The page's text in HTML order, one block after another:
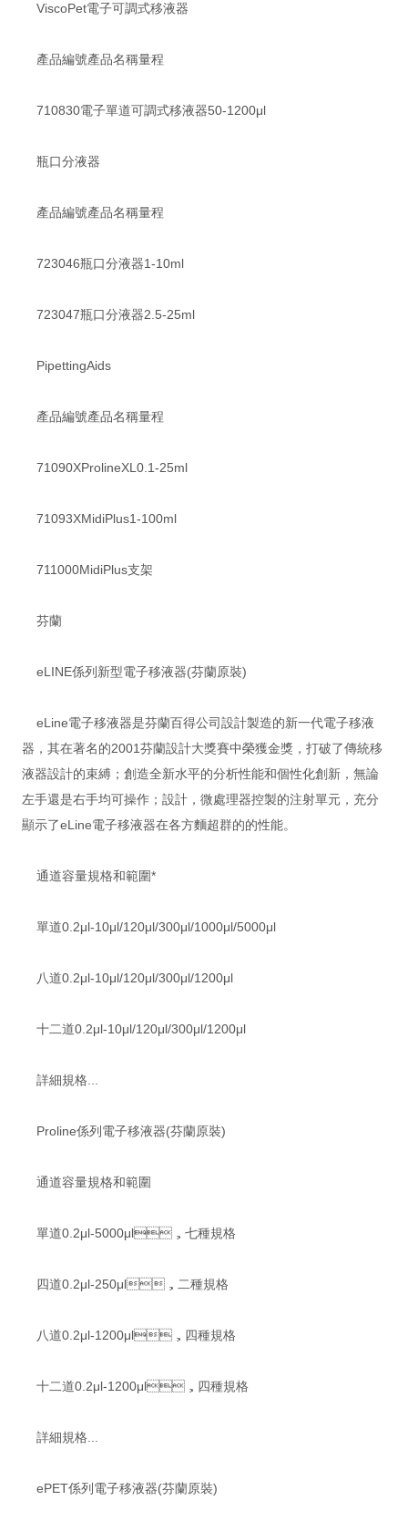
ViscoPet電子可調式移液器
產品編號產品名稱量程
710830電子單道可調式移液器50-1200μl
瓶口分液器
產品編號產品名稱量程
723046瓶口分液器1-10ml
723047瓶口分液器2.5-25ml
PipettingAids
產品編號產品名稱量程
71090XProlineXL0.1-25ml
71093XMidiPlus1-100ml
711000MidiPlus支架
芬蘭
eLINE係列新型電子移液器(芬蘭原裝)
eLine電子移液器是芬蘭百得公司設計製造的新一代電子移液
器，其在著名的2001芬蘭設計大獎賽中榮獲金獎，打破了傳統移
液器設計的束縛；創造全新水平的分析性能和個性化創新，無論
左手還是右手均可操作；設計，微處理器控製的注射單元，充分
顯示了eLine電子移液器在各方麵超群的的性能。
通道容量規格和範圍*
單道0.2μl-10μl/120μl/300μl/1000μl/5000μl
八道0.2μl-10μl/120μl/300μl/1200μl
十二道0.2μl-10μl/120μl/300μl/1200μl
詳細規格...
Proline係列電子移液器(芬蘭原裝)
通道容量規格和範圍
單道0.2μl-5000μl，七種規格
四道0.2μl-250μl，二種規格
八道0.2μl-1200μl，四種規格
十二道0.2μl-1200μl，四種規格
詳細規格...
ePET係列電子移液器(芬蘭原裝)